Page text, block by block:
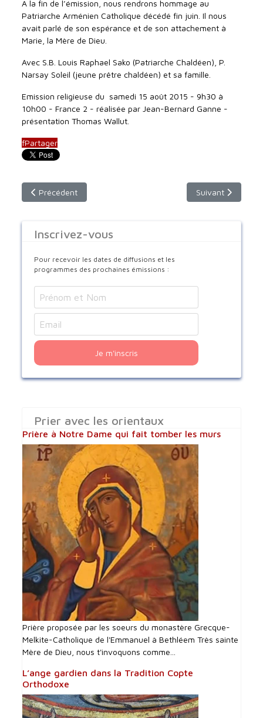
A la fin de l’émission, nous rendrons hommage au
Patriarche Arménien Catholique décédé fin juin. Il nous
avait parlé de son espérance et de son attachement à
Marie, la Mère de Dieu.
Avec S.B. Louis Raphael Sako (Patriarche Chaldéen), P.
Narsay Soleil (jeune prêtre chaldéen) et sa famille.
Emission religieuse du samedi 15 août 2015 - 9h30 à
10h00 - France 2 - réalisée par Jean-Bernard Ganne -
présentation Thomas Wallut.
fPartager
Article précédent : Les Grecs de Cargèse (rediffusion)
Précédent Article suivant :
Suivant
Inscrivez-vous
Pour recevoir les dates de diffusions et les
programmes des prochaines émissions :
Je m'inscris
Prier avec les orientaux
Prière à Notre Dame qui fait tomber les murs
Prière proposée par les soeurs du monastère Grecque-
Melkite-Catholique de l'Emmanuel à Bethléem Très sainte
Mère de Dieu, nous t'invoquons comme...
L’ange gardien dans la Tradition Copte
Orthodoxe